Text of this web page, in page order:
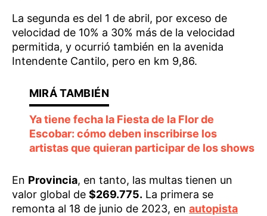
La segunda es del 1 de abril, por exceso de
velocidad de 10% a 30% más de la velocidad
permitida, y ocurrió también en la avenida
Intendente Cantilo, pero en km 9,86.
Ya tiene fecha la Fiesta de la Flor de
Escobar: cómo deben inscribirse los
artistas que quieran participar de los shows
En Provincia, en tanto, las multas tienen un
valor global de $269.775. La primera se
remonta al 18 de junio de 2023, en autopista